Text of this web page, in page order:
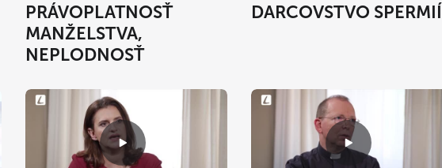
PRÁVOPLATNOSŤ
MANŽELSTVA,
NEPLODNOSŤ
DARCOVSTVO SPERMIÍ